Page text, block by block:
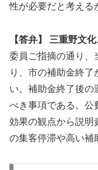
性が必要だと考える
【答弁】 三重野文
委員ご指摘の通り、
り、市の補助金終
い。補助金終了後の
べき事項である。公
効果の観点から説明
の集客停滞や高い補